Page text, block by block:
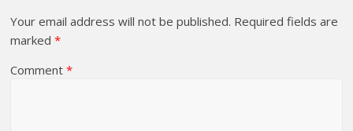
Your email address will not be published. Required fields are
marked*
Comment*